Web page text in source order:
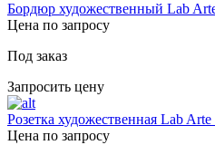
Бордюр художественный Lab
Цена по запросу
Под заказ
Запросить цену
Розетка художественная Lab
Цена по запросу